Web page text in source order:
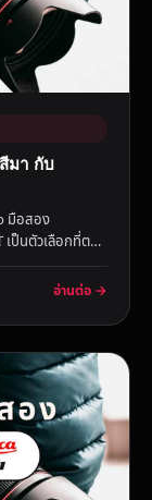
มา กับ
มือสอง
เป็นตัวเลือกที่ตอบ
อ่านต่อ →